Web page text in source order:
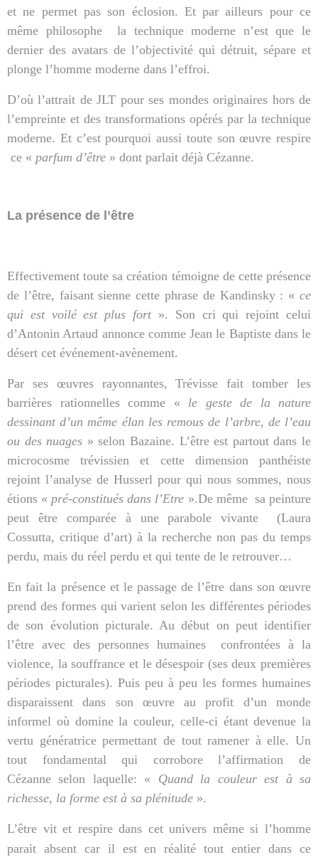
et ne permet pas son éclosion. Et par ailleurs pour ce
même philosophe
la technique moderne n’est que le
dernier des avatars de l’objectivité qui détruit, sépare et
plonge l’homme moderne dans l’effroi.
D’où l’attrait de JLT pour ses mondes originaires hors de
l’empreinte et des transformations opérés par la technique
moderne. Et c’est pourquoi aussi toute son œuvre respire
ce « parfum d’être » dont parlait déjà Cézanne.
La présence de l’être
Effectivement toute sa création témoigne de cette présence
de l’être, faisant sienne cette phrase de Kandinsky : « ce
qui est voilé est plus fort ». Son cri qui rejoint celui
d’Antonin Artaud annonce comme Jean le Baptiste dans le
désert cet événement-avènement.
Par ses œuvres rayonnantes, Trévisse fait tomber les
barrières rationnelles comme « le geste de la nature
dessinant d’un même élan les remous de l’arbre, de l’eau
ou des nuages » selon Bazaine. L’être est partout dans le
microcosme trévissien et cette dimension panthéiste
rejoint l’analyse de Husserl pour qui nous sommes, nous
étions « pré-constitués dans l’Etre ».De même sa peinture
peut être comparée à une parabole vivante
(Laura
Cossutta, critique d’art) à la recherche non pas du temps
perdu, mais du réel perdu et qui tente de le retrouver…
En fait la présence et le passage de l’être dans son œuvre
prend des formes qui varient selon les différentes périodes
de son évolution picturale. Au début on peut identifier
l’être avec des personnes humaines
confrontées à la
violence, la souffrance et le désespoir (ses deux premières
périodes picturales). Puis peu à peu les formes humaines
disparaissent dans son œuvre au profit d’un monde
informel où domine la couleur, celle-ci étant devenue la
vertu génératrice permettant de tout ramener à elle. Un
tout fondamental qui corrobore l’affirmation de
Cézanne selon laquelle: « Quand la couleur est à sa
richesse, la forme est à sa plénitude ».
L’être vit et respire dans cet univers même si l’homme
parait absent car il est en réalité tout entier dans ce